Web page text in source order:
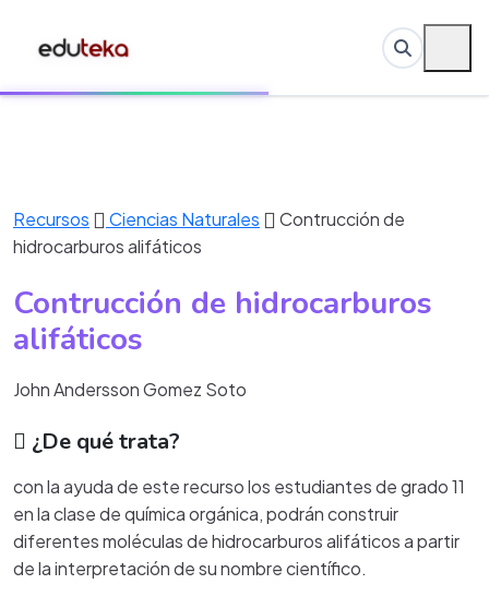
Recursos Ciencias Naturales
Contrucción de
hidrocarburos alifáticos
Contrucción de hidrocarburos
alifáticos
John Andersson Gomez Soto
¿De qué trata?
con la ayuda de este recurso los estudiantes de grado 11
en la clase de química orgánica, podrán construir
diferentes moléculas de hidrocarburos alifáticos a partir
de la interpretación de su nombre científico.